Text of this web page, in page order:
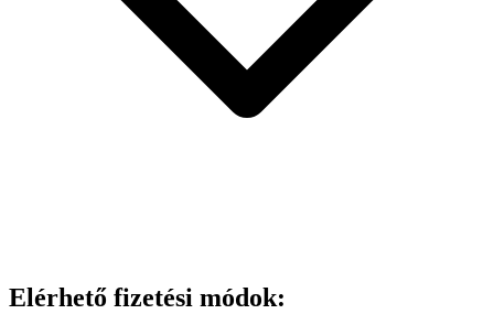
Elérhető fizetési módok: